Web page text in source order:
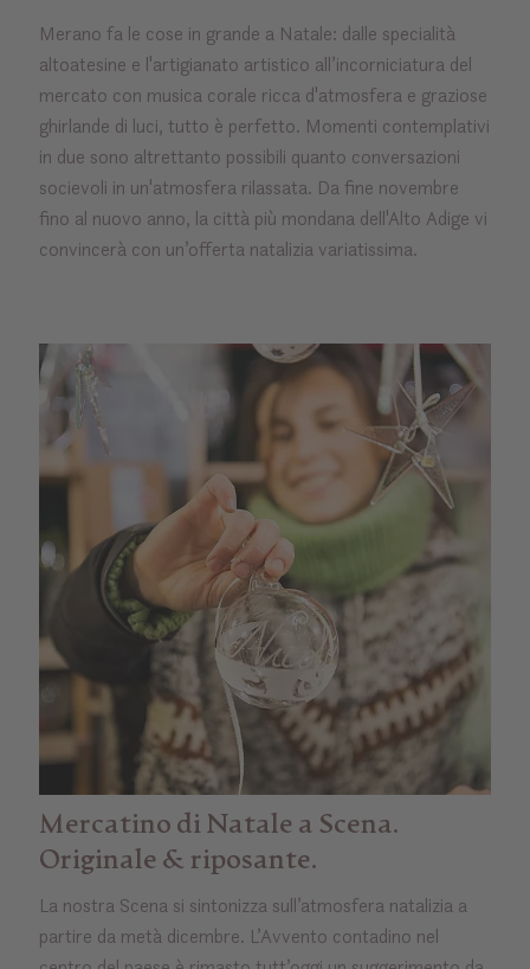
Merano fa le cose in grande a Natale: dalle specialità
altoatesine e l'artigianato artistico all’incorniciatura del
mercato con musica corale ricca d'atmosfera e graziose
ghirlande di luci, tutto è perfetto. Momenti contemplativi
in due sono altrettanto possibili quanto conversazioni
socievoli in un'atmosfera rilassata. Da fine novembre
fino al nuovo anno, la città più mondana dell'Alto Adige vi
convincerà con un’offerta natalizia variatissima.
Mercatino di Natale a Scena.
Originale & riposante.
La nostra Scena si sintonizza sull’atmosfera natalizia a
partire da metà dicembre. L’Avvento contadino nel